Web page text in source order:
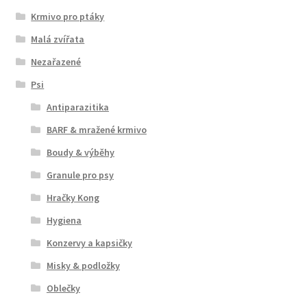
Krmivo pro ptáky
Malá zvířata
Nezařazené
Psi
Antiparazitika
BARF & mražené krmivo
Boudy & výběhy
Granule pro psy
Hračky Kong
Hygiena
Konzervy a kapsičky
Misky & podložky
Oblečky